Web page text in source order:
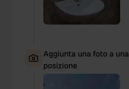
Aggiunta una foto a una
posizione